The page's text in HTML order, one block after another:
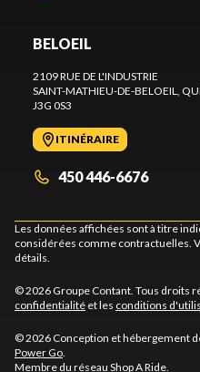
BELOEIL
2109 RUE DE L'INDUSTRIE
SAINT-MATHIEU-DE-BELOEIL
,
J3G 0S3
ITINÉRAIRE
450 446-6676
Les données affichées sont à titre
considérées comme contractuelles.
détails.
© 2026 Groupe Contant. Tous droits
confidentialité et les conditions
© 2026 Conception et hébergement
Power Go
Membre du réseau Shop A Ride